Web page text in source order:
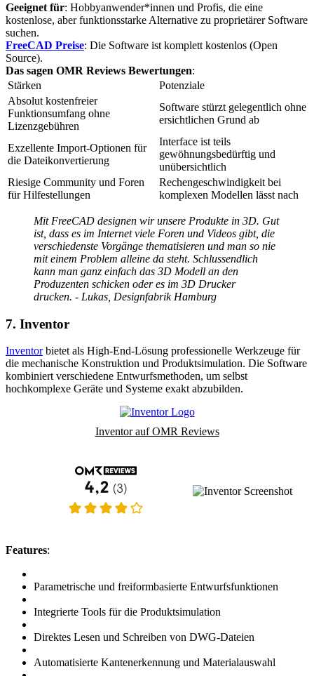
Geeignet für: Hobbyanwender*innen und Profis, die eine
kostenlose, aber funktionsstarke Alternative zu proprietärer Software
suchen.
FreeCAD Preise: Die Software ist komplett kostenlos (Open
Source).
Das sagen OMR Reviews Bewertungen:
Stärken
Potenziale
Absolut kostenfreier
Funktionsumfang ohne
Lizenzgebühren
Software stürzt gelegentlich ohne
ersichtlichen Grund ab
Exzellente Import-Optionen für
die Dateikonvertierung
Interface ist teils
gewöhnungsbedürftig und
unübersichtlich
Riesige Community und Foren
für Hilfestellungen
Rechengeschwindigkeit bei
komplexen Modellen lässt nach
Mit FreeCAD designen wir unsere Produkte in 3D. Gut
ist, dass es im Internet viele Foren und Videos gibt, die
verschiedenste Vorgänge thematisieren und man so nie
mit einem Problem alleine da steht. Schlussendlich
kann man ganz einfach das 3D Modell an den
Produzenten schicken oder es im 3D Drucker
drucken. - Lukas, Designfabrik Hamburg
7. Inventor
Inventorbietet als High-End-Lösung professionelle Werkzeuge für
die mechanische Konstruktion und Produktsimulation. Die Software
kombiniert verschiedene Entwurfsmethoden, um selbst
hochkomplexe Geräte und Systeme exakt abzubilden.
Inventor auf OMR Reviews
Features:
Parametrische und freiformbasierte Entwurfsfunktionen
Integrierte Tools für die Produktsimulation
Direktes Lesen und Schreiben von DWG-Dateien
Automatisierte Kantenerkennung und Materialauswahl